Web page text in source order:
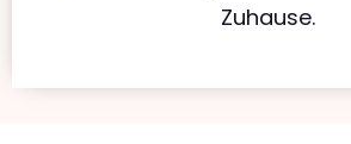
Zuhause.